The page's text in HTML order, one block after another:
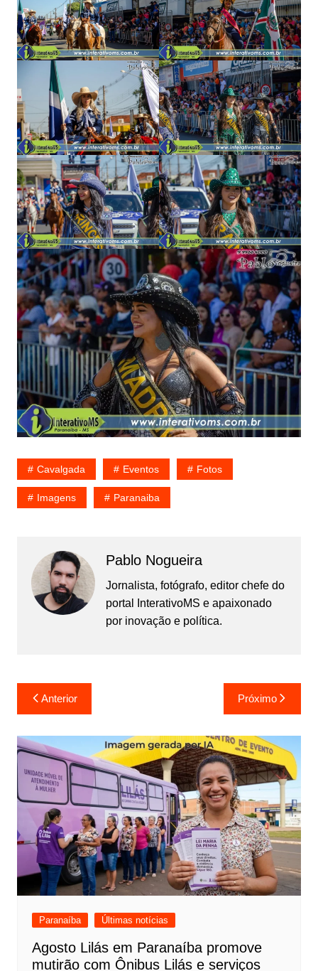
Cavalgada Eventos Fotos
Imagens Paranaiba
Pablo Nogueira
Jornalista, fotógrafo, editor chefe do
portal InterativoMS e apaixonado
por inovação e política.
Navegação
de
Post
Anterior Próximo
Paranaíba Últimas notícias
Agosto Lilás em Paranaíba promove
mutirão com Ônibus Lilás e serviços